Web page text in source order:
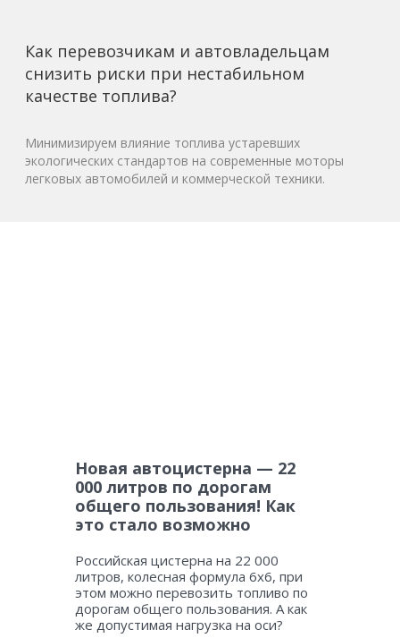
Как перевозчикам и автовладельцам
снизить риски при нестабильном
качестве топлива?
Минимизируем влияние топлива устаревших
экологических стандартов на современные моторы
легковых автомобилей и коммерческой техники.
Новая автоцистерна — 22
000 литров по дорогам
общего пользования! Как
это стало возможно
Российская цистерна на 22 000
литров, колесная формула 6х6, при
этом можно перевозить топливо по
дорогам общего пользования. А как
же допустимая нагрузка на оси?